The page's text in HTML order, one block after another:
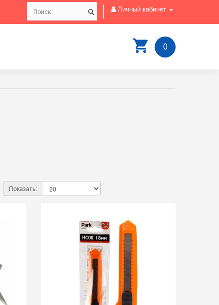
Личный кабинет
0
Показать: